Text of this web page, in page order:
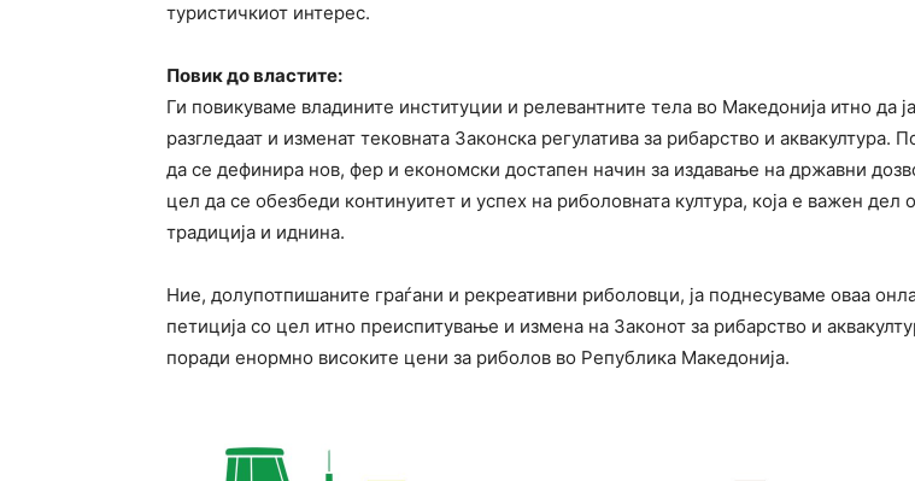
туристичкиот интерес.
Повик до властите:
Ги повикуваме владините институции и релевантните тела во Македонија итно да ја
разгледаат и изменат тековната Законска регулатива за рибарство и аквакултура.
да се дефинира нов, фер и економски достапен начин за издавање на државни
цел да се обезбеди континуитет и успех на риболовната култура, која е важен дел
традиција и иднина.
Ние, долупотпишаните граѓани и рекреативни риболовци, ја поднесуваме оваа
петиција со цел итно преиспитување и измена на Законот за рибарство и
поради енормно високите цени за риболов во Република Македонија.